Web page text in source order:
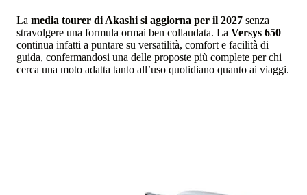
La media tourer di Akashi si aggiorna per il 2027 senza
stravolgere una formula ormai ben collaudata. La Versys 650
continua infatti a puntare su versatilità, comfort e facilità di
guida, confermandosi una delle proposte più complete per chi
cerca una moto adatta tanto all’uso quotidiano quanto ai viaggi.